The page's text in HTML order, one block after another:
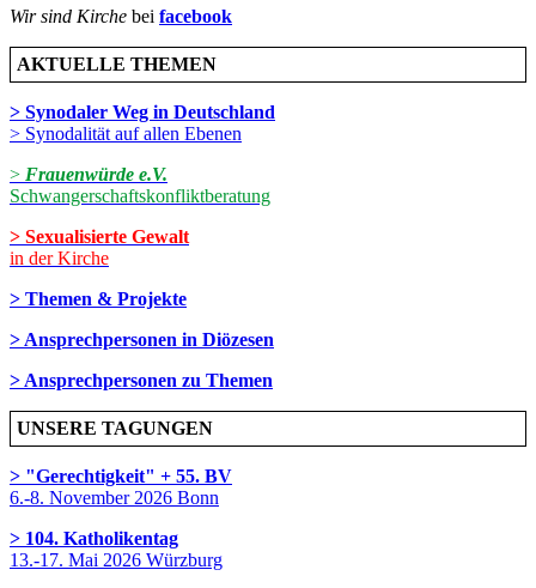
Wir sind Kirche bei facebook
AKTUELLE THEMEN
> Synodaler Weg in Deutschland
> Synodalität auf allen Ebenen
> Frauenwürde e.V.
Schwangerschaftskonfliktberatung
> Sexualisierte Gewalt
in der Kirche
> Themen & Projekte
> Ansprechpersonen in Diözesen
> Ansprechpersonen zu Themen
UNSERE TAGUNGEN
> "Gerechtigkeit" + 55. BV
6.-8. November 2026 Bonn
> 104. Katholikentag
13.-17. Mai 2026 Würzburg